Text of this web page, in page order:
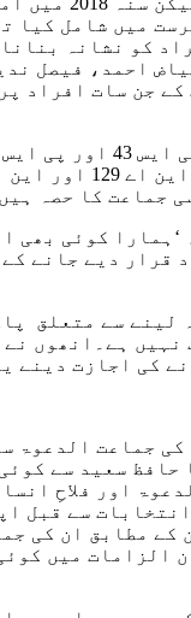
میں شامل
کو نشانہ
احمد، فیصل
جن سات افراد
جماعت کا حصہ
کوئی
دیے جانے
سے متعلق
ہے۔انھوں
کی اجازت دینے
جماعت الدعوۃ
اور فلاحِ
سے قبل
کے مطابق ان کی
الزامات میں